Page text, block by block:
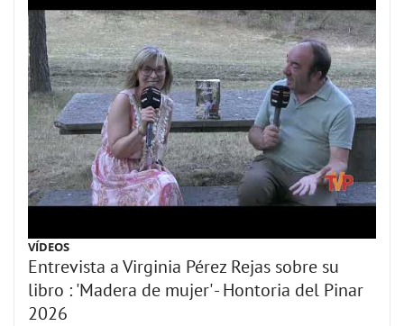
VÍDEOS
Entrevista a Virginia Pérez Rejas sobre su
libro : 'Madera de mujer' - Hontoria del Pinar
2026